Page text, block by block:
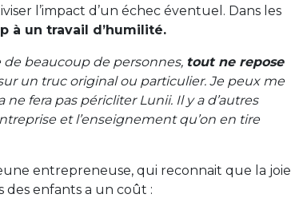
l’impact d’un échec éventuel. Dans les
à un travail d’humilité.
de beaucoup de personnes, tout ne repose
un truc original ou particulier. Je peux me
fera pas péricliter Lunii. Il y a d’autres
et l’enseignement qu’on en tire
entrepreneuse, qui reconnait que la joie
des enfants a un coût :